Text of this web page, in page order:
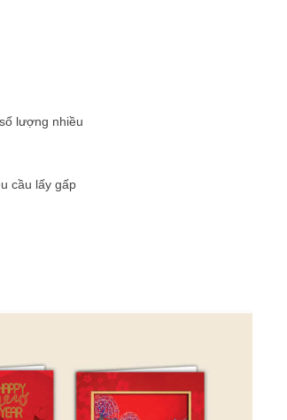
lượng nhiều
cầu lấy gấp